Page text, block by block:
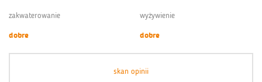
zakwaterowanie
dobre
wyżywienie
dobre
skan opinii